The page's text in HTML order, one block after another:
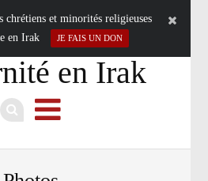
chrétiens et minorités religieuses
en Irak
JE FAIS UN DON